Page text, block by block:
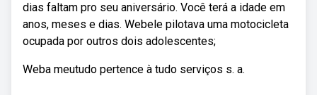
dias faltam pro seu aniversário. Você terá a idade em
anos, meses e dias. Webele pilotava uma motocicleta
ocupada por outros dois adolescentes;
Weba meutudo pertence à tudo serviços s. a.